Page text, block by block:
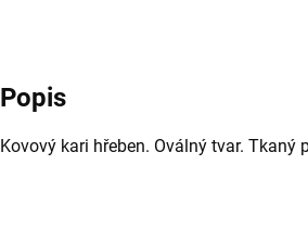
Popis
Kovový kari hřeben. Oválný tvar. Tkaný